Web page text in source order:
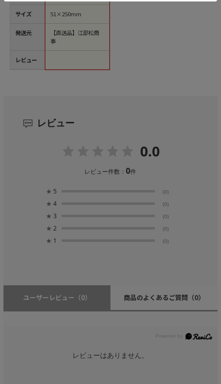
サイズ
発送元
レビュー
51×250mm
【直送品】江部松商
事
レビュー
0.0
レビュー件数：0件
★ 5 (0)
★ 4 (0)
★ 3 (0)
★ 2 (0)
★ 1 (0)
ユーザーレビュー （0） 商品のよくあるご質問 （0）
レビューはありません。